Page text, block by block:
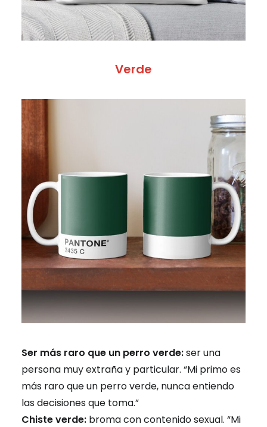
Verde
Ser más raro que un perro verde:ser una
persona muy extraña y particular. “Mi primo es
más raro que un perro verde, nunca entiendo
las decisiones que toma.”
Chiste verde: broma con contenido sexual. “Mi